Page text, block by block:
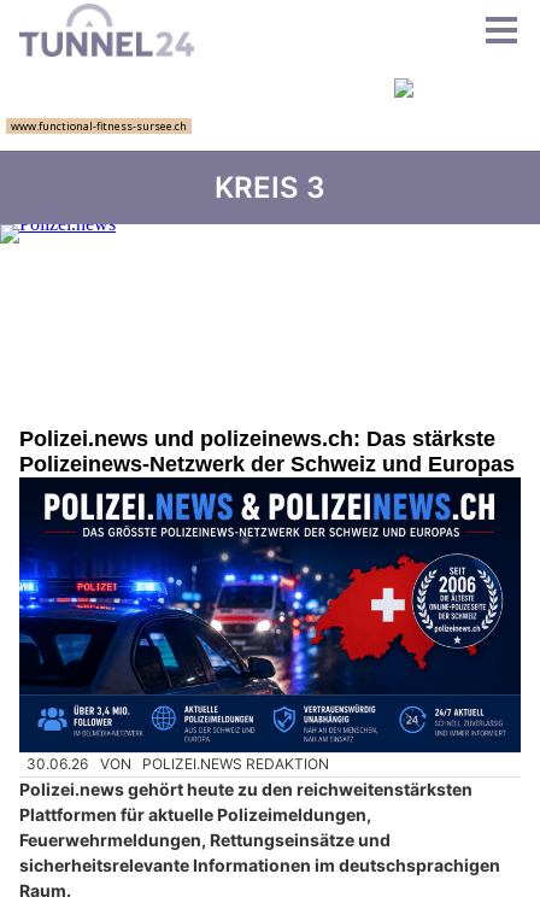
KREIS 3
Polizei.news und polizeinews.ch: Das stärkste
Polizeinews-Netzwerk der Schweiz und Europas
30.06.26 VON POLIZEI.NEWS REDAKTION
Polizei.news gehört heute zu den reichweitenstärksten
Plattformen für aktuelle Polizeimeldungen,
Feuerwehrmeldungen, Rettungseinsätze und
sicherheitsrelevante Informationen im deutschsprachigen
Raum.